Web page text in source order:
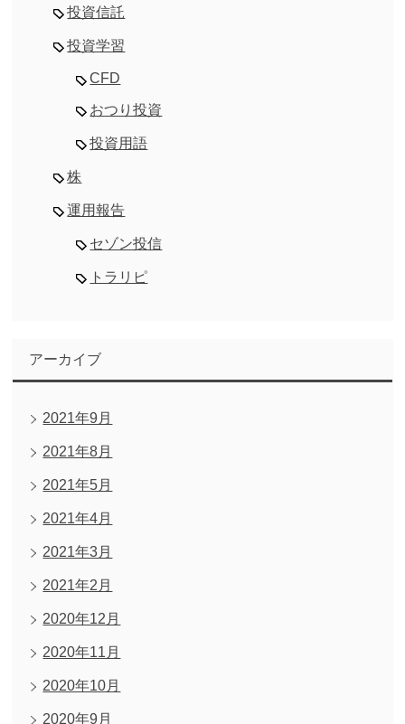
投資信託
投資学習
CFD
おつり投資
投資用語
株
運用報告
セゾン投信
トラリピ
アーカイブ
2021年9月
2021年8月
2021年5月
2021年4月
2021年3月
2021年2月
2020年12月
2020年11月
2020年10月
2020年9月